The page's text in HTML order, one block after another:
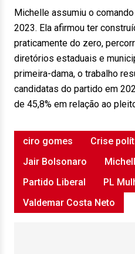
Michelle assumiu o
2023. Ela afirmou ter
praticamente do zero,
diretórios estaduais e
primeira-dama, o trabalho
candidatas do partido em
de 45,8% em relação ao
ciro gomes Crise
Jair Bolsonaro
Partido Liberal
PL
Valdemar Costa Neto